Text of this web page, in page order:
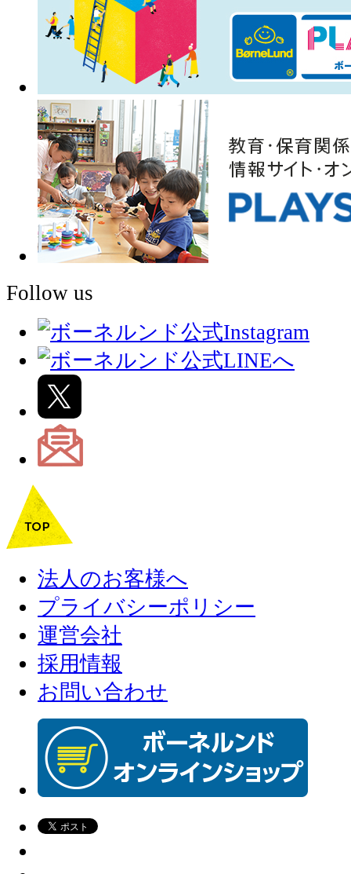
Follow us
法人のお客様へ
プライバシーポリシー
運営会社
採用情報
お問い合わせ